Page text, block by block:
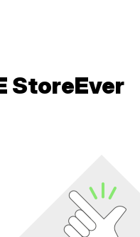
StoreEver